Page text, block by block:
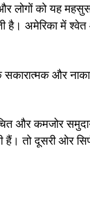
लोगों को यह
है। अमेरिका में
और
और कमजोर
हैं। तो दूसरी ओर